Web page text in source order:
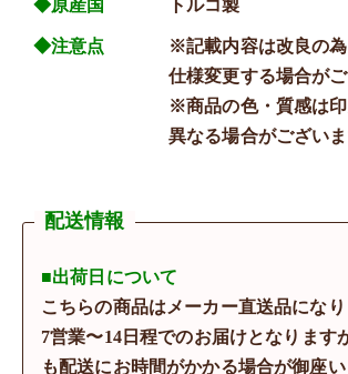
◆原産国 トルコ製
◆注意点
※記載内容は改良の為
仕様変更する場合がご
※商品の色・質感は
異なる場合がございま
配送情報
■出荷日について
こちらの商品はメーカー直送品になり
7営業〜14日程でのお届けとなります
も配送にお時間がかかる場合が御座い